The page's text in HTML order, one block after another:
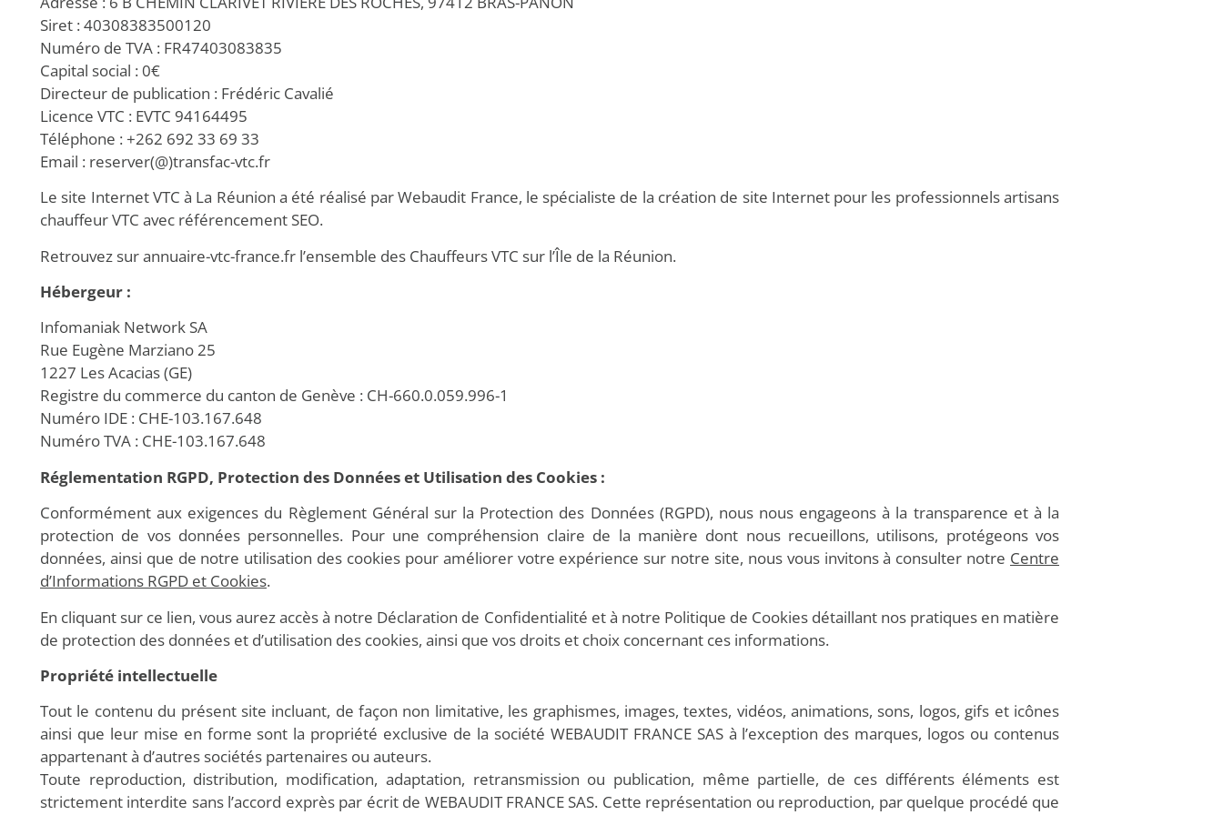
Siret : 40308383500120
Numéro de TVA : FR47403083835
Capital social : 0€
Directeur de publication : Frédéric Cavalié
Licence VTC : EVTC 94164495
Téléphone : +262 692 33 69 33
Email : reserver(@)transfac-vtc.fr
Le site Internet VTC à La Réunion a été réalisé parWebaudit France, le spécialiste de la création de site Internet pour les professionnels artisans
chauffeur VTC avec référencement SEO.
Retrouvez surannuaire-vtc-france.fr l’ensemble des Chauffeurs VTC sur l’Île de la Réunion.
Hébergeur :
Infomaniak Network SA
Rue Eugène Marziano 25
1227 Les Acacias (GE)
Registre du commerce du canton de Genève : CH-660.0.059.996-1
Numéro IDE : CHE-103.167.648
Numéro TVA : CHE-103.167.648
Réglementation RGPD, Protection des Données et Utilisation des Cookies :
Conformément aux exigences du Règlement Général sur la Protection des Données (RGPD), nous nous engageons à la transparence et à la
protection de vos données personnelles. Pour une compréhension claire de la manière dont nous recueillons, utilisons, protégeons vos
données, ainsi que de notre utilisation des cookies pour améliorer votre expérience sur notre site, nous vous invitons à consulter notre Centre
d’Informations RGPD et Cookies.
En cliquant sur ce lien, vous aurez accès à notre Déclaration de Confidentialité et à notre Politique de Cookies détaillant nos pratiques en matière
de protection des données et d’utilisation des cookies, ainsi que vos droits et choix concernant ces informations.
Propriété intellectuelle
Tout le contenu du présent site incluant, de façon non limitative, les graphismes, images, textes, vidéos, animations, sons, logos, gifs et icônes
ainsi que leur mise en forme sont la propriété exclusive de la société WEBAUDIT FRANCE SAS à l’exception des marques, logos ou contenus
appartenant à d’autres sociétés partenaires ou auteurs.
Toute reproduction, distribution, modification, adaptation, retransmission ou publication, même partielle, de ces différents éléments est
strictement interdite sans l’accord exprès par écrit de WEBAUDIT FRANCE SAS. Cette représentation ou reproduction, par quelque procédé que